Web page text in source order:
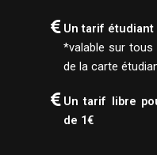
Un tarif étudiant
*valable sur
de la carte
Un tarif libre
de 1€